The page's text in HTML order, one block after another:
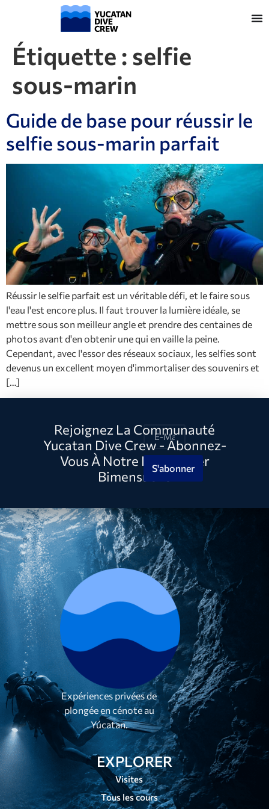
Étiquette : selfie
sous-marin
Guide de base pour réussir le
selfie sous-marin parfait
Réussir le selfie parfait est un véritable défi, et le faire sous
l'eau l'est encore plus. Il faut trouver la lumière idéale, se
mettre sous son meilleur angle et prendre des centaines de
photos avant d'en obtenir une qui en vaille la peine.
Cependant, avec l'essor des réseaux sociaux, les selfies sont
devenus un excellent moyen d'immortaliser des souvenirs et
[…]
Rejoignez La Communauté
Yucatan Dive Crew - Abonnez-
Vous À Notre Newsletter
BimensuelleS'abonner
Expériences privées de
plongée en cénote au
Yúcatan.
EXPLORER
Visites
Tous les cours